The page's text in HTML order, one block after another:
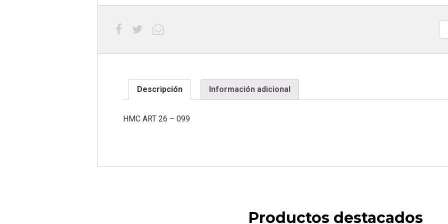
Descripción Información adicional
HMC ART 26 – 099
Productos destacados